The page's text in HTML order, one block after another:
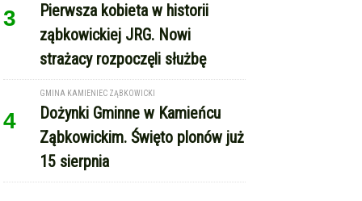
3
Pierwsza kobieta w historii
ząbkowickiej JRG. Nowi
strażacy rozpoczęli służbę
4
GMINA KAMIENIEC ZĄBKOWICKI
Dożynki Gminne w Kamieńcu
Ząbkowickim. Święto plonów już
15 sierpnia